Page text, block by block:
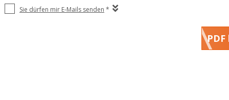
Sie dürfen mir E-Mails senden *